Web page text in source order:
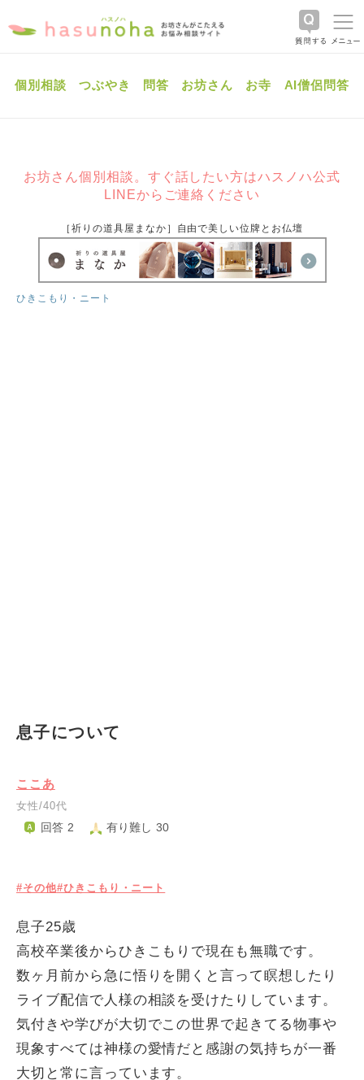
個別相談 つぶやき 問答 お坊さん お寺 AI僧侶問答
お坊さん個別相談。すぐ話したい方はハスノハ公式
LINEからご連絡ください
［祈りの道具屋まなか］自由で美しい位牌とお仏壇
ひきこもり・ニート
息子について
ここあ
女性/40代
回答 2 有り難し 30
#その他#ひきこもり・ニート
息子25歳
高校卒業後からひきこもりで現在も無職です。
数ヶ月前から急に悟りを開くと言って瞑想したり
ライブ配信で人様の相談を受けたりしています。
気付きや学びが大切でこの世界で起きてる物事や
現象すべては神様の愛情だと感謝の気持ちが一番
大切と常に言っています。